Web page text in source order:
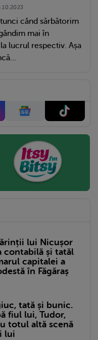
când sărbătorim
mai în
lucrul respectiv. Așa
lui Nicușor
contabilă și tatăl
capitalei a
în Făgăraș
tată și bunic.
fiul lui, Tudor,
totul altă scenă
lui